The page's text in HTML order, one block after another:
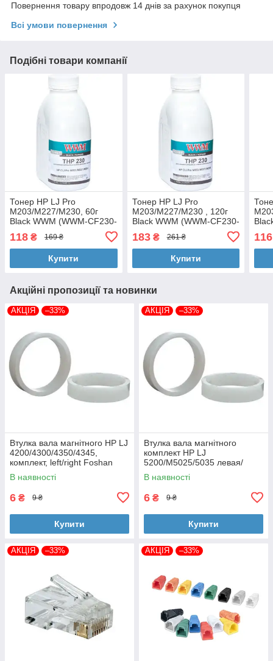
Повернення товару впродовж 14 днів за рахунок покупця
Всі умови повернення
Подібні товари компанії
Тонер HP LJ Pro
M203/M227/M230, 60г
Black WWM (WWM-CF230-
118 ₴ 169 ₴
Купити
Тонер HP LJ Pro
M203/M227/M230 , 120г
Black WWM (WWM-CF230-
183₴ 261 ₴
Купити
116
Акційні пропозиції та новинки
АКЦІЯ –33%
Втулка вала магнітного HP LJ
4200/4300/4350/4345,
комплект, left/right Foshan
(MAG-1338A-BSH-Foshan)
В наявності
6 ₴ 9 ₴
Купити
АКЦІЯ –33%
Втулка вала магнітного
комплект HP LJ
5200/M5025/5035 левая/
правая Foshan (MAG-7516A-
BSH-Foshan)
В наявності
6 ₴ 9 ₴
Купити
АКЦІЯ –33% АКЦІЯ –33%